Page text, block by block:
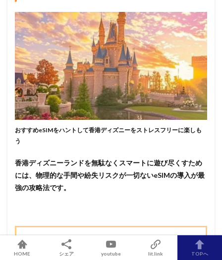
おすすめeSIMをハントして香港ディズニーをストレスフリーに楽しも
う
香港ディズニーランドを無駄なくスマートに遊び尽くすため
には、物理的な手間や紛失リスクが一切ないeSIMの導入が最
強の攻略法です。
「トリファ」「ボヤージュ」 「World eSIM」
た信頼できるおすすめのサービスから、自分の日数に
HOME シェア youtube lit.link TOPへ